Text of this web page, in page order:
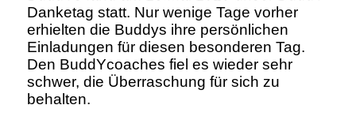
Danketag statt. Nur wenige Tage vorher
erhielten die Buddys ihre persönlichen
Einladungen für diesen besonderen Tag.
Den BuddYcoaches fiel es wieder sehr
schwer, die Überraschung für sich zu
behalten.